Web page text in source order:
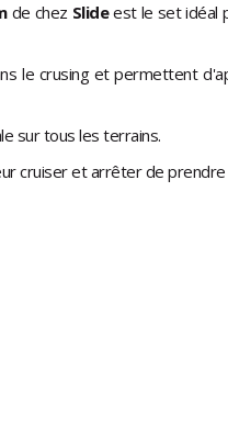
de chez Slideest le set idéal
le crusing et permettent
sur tous les terrains.
cruiser et arrêter de prendre